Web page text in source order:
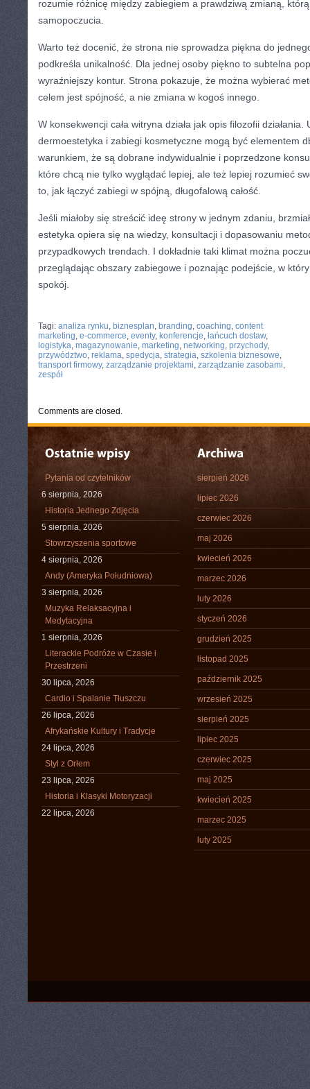
rozumie różnicę między zabiegiem a prawdziwą zmianą,
samopoczucia.
Warto też docenić, że strona nie sprowadza piękna do
podkreśla unikalność. Dla jednej osoby piękno to subtelna
wyraźniejszy kontur. Strona pokazuje, że można wybierać
celem jest spójność, a nie zmiana w kogoś innego.
W konsekwencji cała witryna działa jak opis filozofii działania.
dermoestetyka i zabiegi kosmetyczne mogą być elementem
warunkiem, że są dobrane indywidualnie i poprzedzone
które chcą nie tylko wyglądać lepiej, ale też lepiej rozumieć
to, jak łączyć zabiegi w spójną, długofalową całość.
Jeśli miałoby się streścić ideę strony w jednym zdaniu,
estetyka opiera się na wiedzy, konsultacji i dopasowaniu
przypadkowych trendach. I dokładnie taki klimat można
przeglądając obszary zabiegowe i poznając podejście, w
spokój.
Tagi: analiza rynku, biznesplan, branding, coaching, content
marketing, e-commerce, eventy, konferencje, łańcuch dostaw,
logistyka, magazynowanie, marketing, networking, przychody,
przywództwo, reklama, spedycja, strategia, szkolenia biznesowe,
transport firmowy, zarządzanie projektami, zarządzanie zasobami,
zespół
Comments are closed.
Pytania od czytelników
6 sierpnia, 2026
Historia Jednego Zdjęcia
5 sierpnia, 2026
Stowrzyszenia sportowe
4 sierpnia, 2026
Andy (Ameryka Południowa)
3 sierpnia, 2026
Muzyka Relaksacyjna i
Medytacyjna
1 sierpnia, 2026
Literackie Podróże w Czasie i
Przestrzeni
30 lipca, 2026
Cardio i Spalanie Tłuszczu
26 lipca, 2026
Afrykańskie Kultury i Tradycje
24 lipca, 2026
Styl z Orłem
23 lipca, 2026
Historia i Klasyki Motoryzacji
22 lipca, 2026
sierpień 2026
lipiec 2026
czerwiec 2026
maj 2026
kwiecień 2026
marzec 2026
luty 2026
styczeń 2026
grudzień 2025
listopad 2025
październik 2025
wrzesień 2025
sierpień 2025
lipiec 2025
czerwiec 2025
maj 2025
kwiecień 2025
marzec 2025
luty 2025